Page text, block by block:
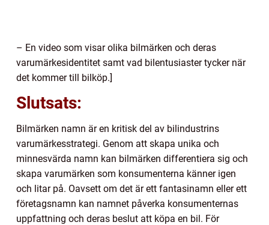
– En video som visar olika bilmärken och deras
varumärkesidentitet samt vad bilentusiaster tycker när
det kommer till bilköp.]
Slutsats:
Bilmärken namn är en kritisk del av bilindustrins
varumärkesstrategi. Genom att skapa unika och
minnesvärda namn kan bilmärken differentiera sig och
skapa varumärken som konsumenterna känner igen
och litar på. Oavsett om det är ett fantasinamn eller ett
företagsnamn kan namnet påverka konsumenternas
uppfattning och deras beslut att köpa en bil. För